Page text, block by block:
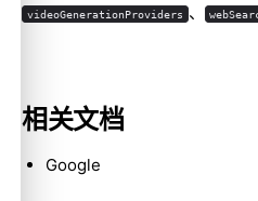
videoGenerationProviders 、
相关文档
Google